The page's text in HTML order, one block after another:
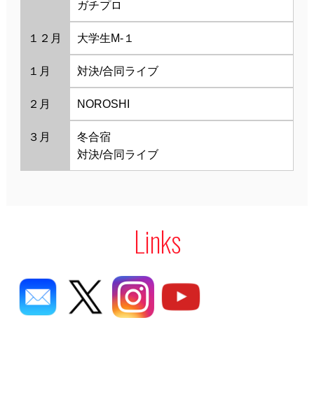
ガチプロ
１２月 大学生М-１
１月 対決/合同ライブ
２月 NOROSHI
３月
冬合宿
対決/合同ライブ
Links